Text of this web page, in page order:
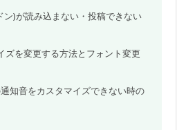
ン)が読み込まない・投稿できない
ズを変更する方法とフォント変更
知音をカスタマイズできない時の